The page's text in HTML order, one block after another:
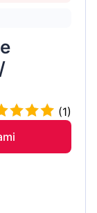
(1)